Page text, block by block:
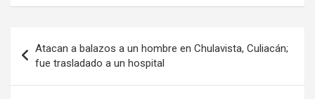
de
entradas
Atacan a balazos a un hombre en Chulavista, Culiacán;
fue trasladado a un hospital